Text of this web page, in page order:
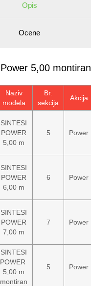
Opis
Ocene
5,00 montiran
Naziv
modela
Br.
sekcija
Akcija
SINTESI
POWER
5,00 m
5 Power
SINTESI
POWER
6,00 m
6 Power
SINTESI
POWER
7,00 m
7 Power
SINTESI
POWER
5,00 m
montiran
5 Power